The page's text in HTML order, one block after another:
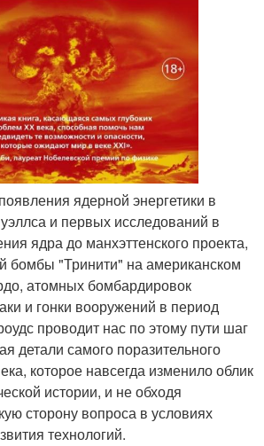
ядерной энергетики в
и первых исследований в
ядра до манхэттенского проекта,
бомбы "Тринити" на американском
атомных бомбардировок
и гонки вооружений в период
проводит нас по этому пути шаг
детали самого поразительного
которое навсегда изменило облик
истории, и не обходя
сторону вопроса в условиях
технологий.